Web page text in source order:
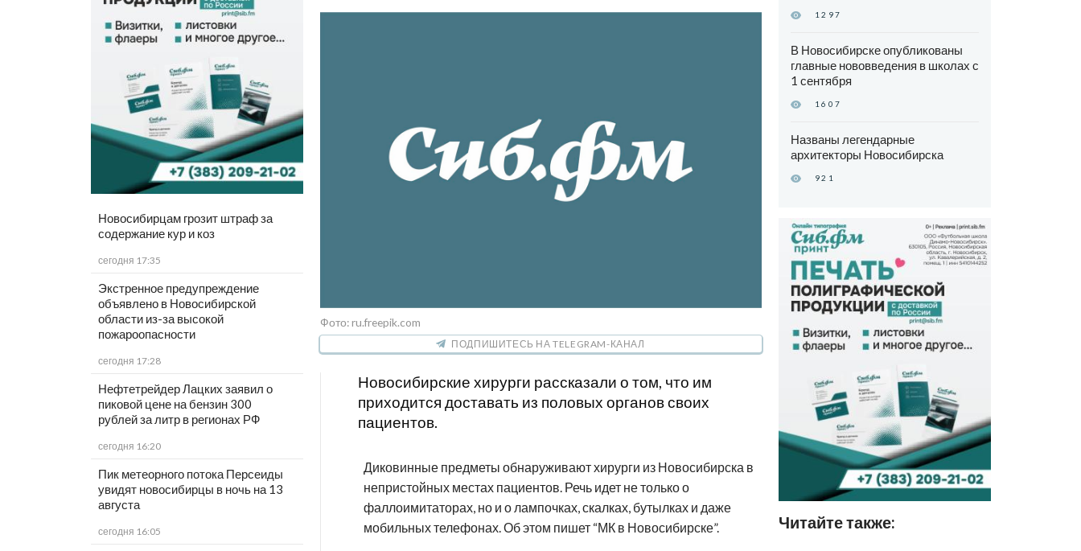
Новосибирцам грозит штраф за
содержание кур и коз
сегодня 17:35
Экстренное предупреждение
объявлено в Новосибирской
области из-за высокой
пожароопасности
сегодня 17:28
Нефтетрейдер Лацких заявил о
пиковой цене на бензин 300
рублей за литр в регионах РФ
сегодня 16:20
Пик метеорного потока Персеиды
увидят новосибирцы в ночь на 13
августа
сегодня 16:05
Фото: ru.freepik.com
ПОДПИШИТЕСЬ НА TELEGRAM-КАНАЛ
Новосибирские хирурги рассказали о том, что им
приходится доставать из половых органов своих
пациентов.
Диковинные предметы обнаруживают хирурги из Новосибирска в
непристойных местах пациентов. Речь идет не только о
фаллоимитаторах, но и о лампочках, скалках, бутылках и даже
мобильных телефонах. Об этом пишет “МК в Новосибирске”.
1297
В Новосибирске опубликованы
главные нововведения в школах с
1 сентября
1607
Названы легендарные
архитекторы Новосибирска
921
Читайте также: